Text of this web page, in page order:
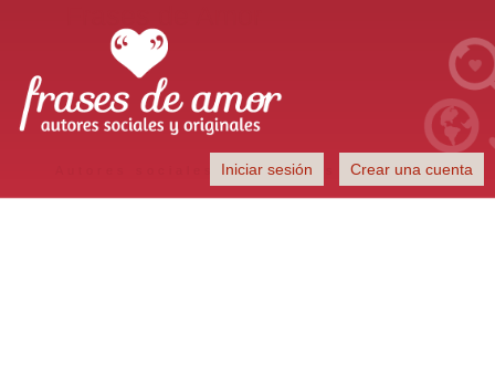
Autores sociales y originales
Iniciar sesión Crear una cuenta